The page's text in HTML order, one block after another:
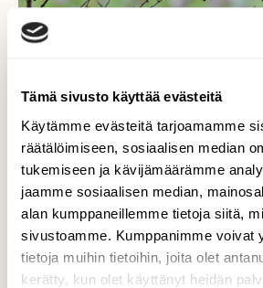
Tämä sivusto käyttää evästeitä
Käytämme evästeitä tarjoamamme
räätälöimiseen, sosiaalisen median
tukemiseen ja kävijämäärämme
jaamme sosiaalisen median,
alan kumppaneillemme tietoja siitä,
sivustoamme. Kumppanimme voivat
tietoja muihin tietoihin, joita olet
kerätty, kun olet käyttänyt heidän
Närhi
Närhi kuvattuna
Valokuvaaja: Mikko Suhonen,